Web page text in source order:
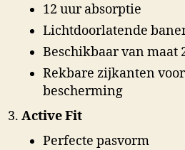
12 uur absorptie
Lichtdoorlatende
Beschikbaar van maat
Rekbare zijkanten
bescherming
Active Fit
Perfecte pasvorm